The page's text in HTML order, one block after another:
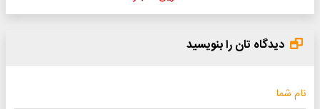
دیدگاه تان را بنویسید
نام شما